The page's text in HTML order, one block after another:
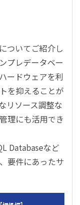
ついてご紹介し
プレデータベー
ードウェアを利
を抑えることが
リソース調整な
理にも活用でき
Databaseなど
要件にあったサ